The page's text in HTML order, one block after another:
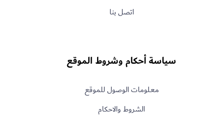
اتصل بنا
سياسة أحكام وشروط الموقع
معـلومات الوصول للموقع
الشروط والاحكام